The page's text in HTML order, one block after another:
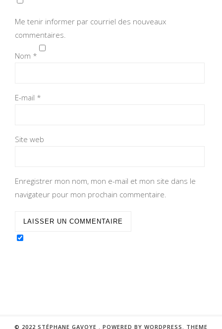
Me tenir informer par courriel des nouveaux
commentaires.
Nom *
E-mail *
Site web
Enregistrer mon nom, mon e-mail et mon site dans le
navigateur pour mon prochain commentaire.
© 2022 STÉPHANE GAVOYE . POWERED BY WORDPRESS. THEME